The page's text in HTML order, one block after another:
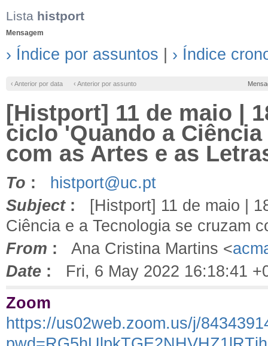
Lista histport
Mensagem
› Índice por assuntos › Índice
‹ Anterior por data ‹ Anterior por assunto
[Histport] 11 de maio |
ciclo 'Quando a
com as Artes e as
To :
histport@uc.pt
Subject: [Histport] 11 de maio |
Ciência e a Tecnologia se cruzam
From : Ana Cristina Martins <
Date : Fri, 6 May 2022 16:18:41
Zoom
https://us02web.zoom.us/j/